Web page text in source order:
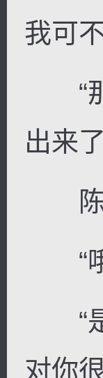
我可
“那
出来
陈
“哦
“是
对你